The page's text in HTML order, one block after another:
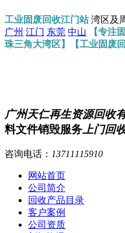
工业固废回收江门站湾区及
广州 江门 东莞 中山
【专注
珠三角大湾区】【工业固废
广州天仁再生资源回收
料文件销毁服务 上门回
咨询电话： 13711115910
网站首页
公司简介
回收产品目录
客户案例
公司资质